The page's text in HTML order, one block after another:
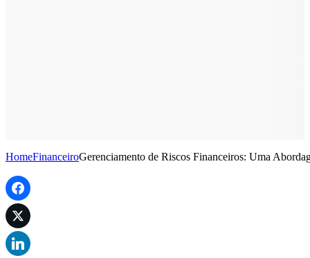
HomeFinanceiroGerenciamento de Riscos Financeiros: Uma